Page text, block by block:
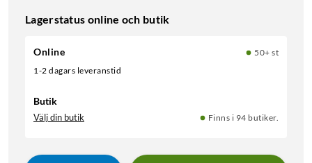
Lagerstatus online och butik
Online
50+ st
1-2 dagars leveranstid
Butik
Välj din butik Finns i 94 butiker.